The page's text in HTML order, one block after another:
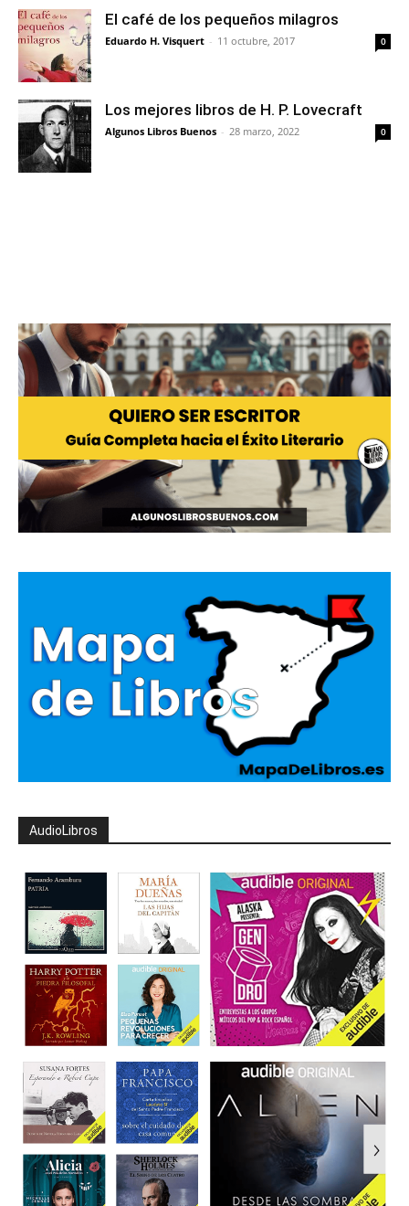
El café de los pequeños milagros
Eduardo H. Visquert - 11 octubre, 2017 0
Los mejores libros de H. P. Lovecraft
Algunos Libros Buenos - 28 marzo, 2022 0
AudioLibros